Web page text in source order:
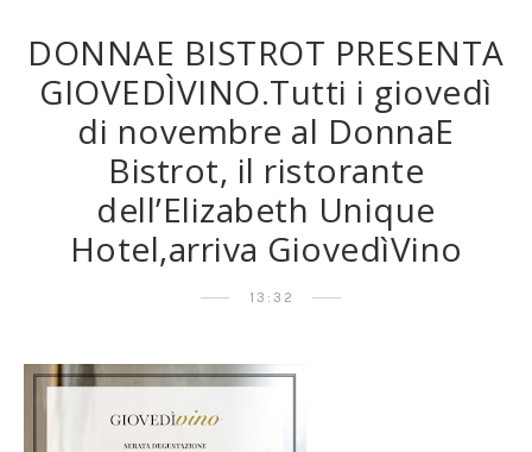
DONNAE BISTROT PRESENTA
GIOVEDÌVINO.Tutti i giovedì
di novembre al DonnaE
Bistrot, il ristorante
dell’Elizabeth Unique
Hotel,arriva GiovedìVino
13:32